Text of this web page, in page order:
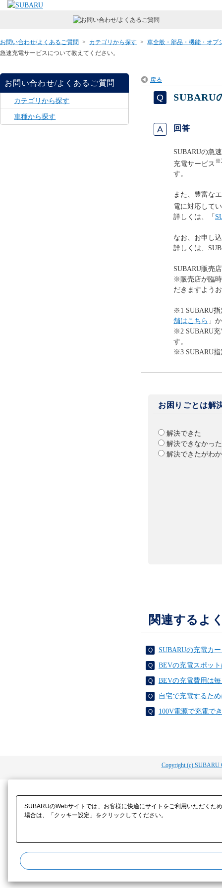
お問い合わせ/よくあるご質問 > カテゴリから探す > 車全般・部品・機能・オプ
急速充電サービスについて教えてください。
お問い合わせ/よくあるご質問
カテゴリから探す
車種から探す
戻る
SUBARU
回答
SUBARUの急
充電サービス
す。
また、豊富な
電に対応して
詳しくは、「
なお、お申し
詳しくは、
SUBARU販売
※販売店が臨
だきますよう
※1 SUBARU
舗はこちら 」
※2 SUBARU
す。
※3 SUBARU
お困りごとは解
解決できた
解決できなかった
解決できたがわ
関連するよ
SUBARUの充電カ
BEVの充電スポッ
BEVの充電費用は
自宅で充電するた
100V電源で充電で
Copyright (c) SUBARU
SUBARUのWebサイトでは、お客様に快適にサイトをご利用いただく
場合は、「クッキー設定」をクリックしてください。​